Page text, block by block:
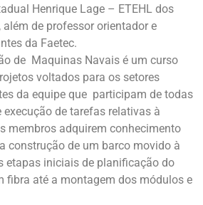
Henrique Lage – ETEHL dos
de professor orientador e
da Faetec.
de Maquinas Navais é um curso
voltados para os setores
da equipe que participam de todas
execução de tarefas relativas à
membros adquirem conhecimento
construção de um barco movido à
etapas iniciais de planificação do
fibra até a montagem dos módulos e